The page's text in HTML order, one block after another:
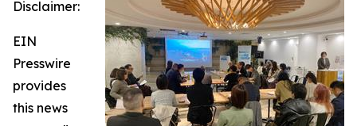
Disclaimer:
EIN
Presswire
provides
this news